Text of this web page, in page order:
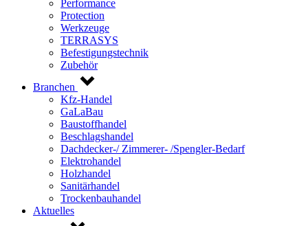
Performance
Protection
Werkzeuge
TERRASYS
Befestigungstechnik
Zubehör
Branchen
Kfz-Handel
GaLaBau
Baustoffhandel
Beschlagshandel
Dachdecker-/ Zimmerer- /Spengler-Bedarf
Elektrohandel
Holzhandel
Sanitärhandel
Trockenbauhandel
Aktuelles